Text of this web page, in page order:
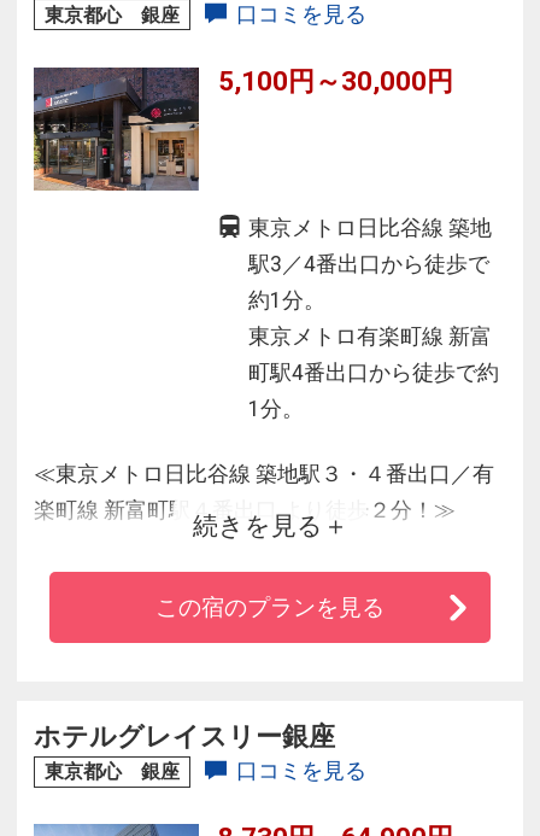
東京都心 銀座 口コミを見る
5,100円～30,000円
東京メトロ日比谷線 築地
駅3／4番出口から徒歩で
約1分。
東京メトロ有楽町線 新富
町駅4番出口から徒歩で約
1分。
≪東京メトロ日比谷線 築地駅３・４番出口／有
楽町線 新富町駅４番出口 より徒歩２分！≫
■銀座へ徒歩１５分！東京駅もタクシーで約１０
分！
霞が関・国際展示場、東京ディズニーリゾート
続きを見る
この宿のプランを見る
ホテルグレイスリー銀座
東京都心 銀座 口コミを見る